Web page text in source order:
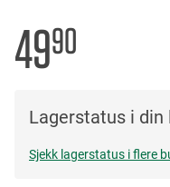
4990
Lagerstatus i din
Sjekk lagerstatus i flere
the
images
gallery